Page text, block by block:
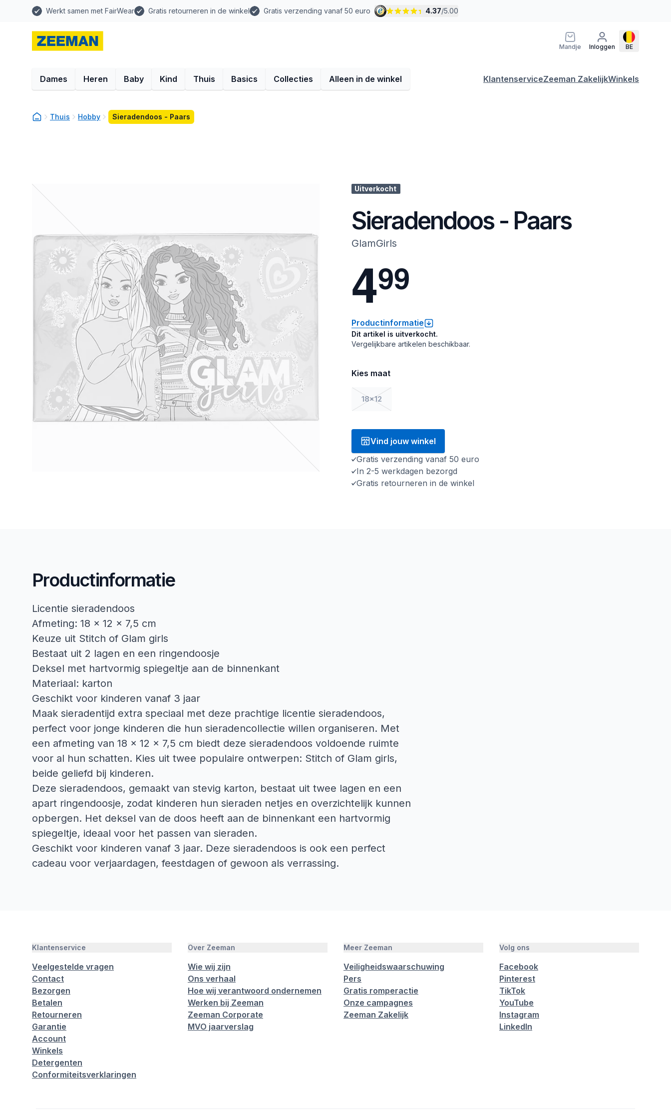
Werkt samen met FairWear Gratis retourneren in de winkel Gratis verzending vanaf 50 euro 4.37/5.00
Mandje Inloggen BE
Dames Heren Baby Kind Thuis Basics Collecties Alleen in de winkel KlantenserviceZeeman ZakelijkWinkels
Thuis Hobby Sieradendoos - Paars
Uitverkocht
Sieradendoos - Paars
GlamGirls
499
Productinformatie
Dit artikel is uitverkocht.
Vergelijkbare artikelen beschikbaar.
Kies maat
18x12
Vind jouw winkel
Gratis verzending vanaf 50 euro
In 2-5 werkdagen bezorgd
Gratis retourneren in de winkel
Productinformatie
Licentie sieradendoos
Afmeting: 18 x 12 x 7,5 cm
Keuze uit Stitch of Glam girls
Bestaat uit 2 lagen en een ringendoosje
Deksel met hartvormig spiegeltje aan de binnenkant
Materiaal: karton
Geschikt voor kinderen vanaf 3 jaar
Maak sieradentijd extra speciaal met deze prachtige licentie sieradendoos,
perfect voor jonge kinderen die hun sieradencollectie willen organiseren. Met
een afmeting van 18 x 12 x 7,5 cm biedt deze sieradendoos voldoende ruimte
voor al hun schatten. Kies uit twee populaire ontwerpen: Stitch of Glam girls,
beide geliefd bij kinderen.
Deze sieradendoos, gemaakt van stevig karton, bestaat uit twee lagen en een
apart ringendoosje, zodat kinderen hun sieraden netjes en overzichtelijk kunnen
opbergen. Het deksel van de doos heeft aan de binnenkant een hartvormig
spiegeltje, ideaal voor het passen van sieraden.
Geschikt voor kinderen vanaf 3 jaar. Deze sieradendoos is ook een perfect
cadeau voor verjaardagen, feestdagen of gewoon als verrassing.
Klantenservice
Veelgestelde vragen
Contact
Bezorgen
Betalen
Retourneren
Garantie
Account
Winkels
Detergenten
Conformiteitsverklaringen
Over Zeeman
Wie wij zijn
Ons verhaal
Hoe wij verantwoord ondernemen
Werken bij Zeeman
Zeeman Corporate
MVO jaarverslag
Meer Zeeman
Veiligheidswaarschuwing
Pers
Gratis romperactie
Onze campagnes
Zeeman Zakelijk
Volg ons
Facebook
Pinterest
TikTok
YouTube
Instagram
LinkedIn